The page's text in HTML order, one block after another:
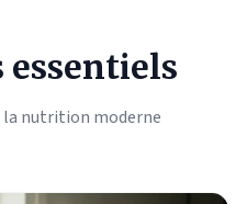
essentiels
la nutrition moderne